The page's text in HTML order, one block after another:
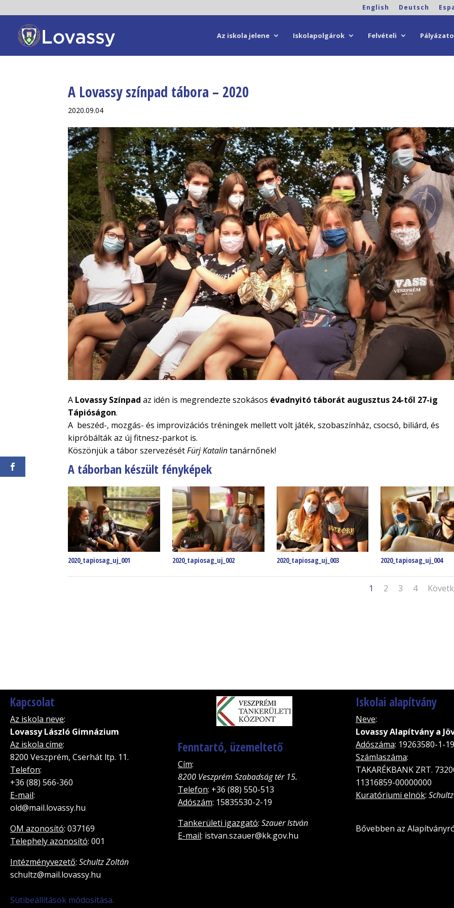
English Deutsch
Az iskola jelene Iskolapolgárok Felvételi
A Lovassy színpad tábora – 2020
2020.09.04
A Lovassy Színpadaz idén is megrendezte szokásos évadnyitó táborát augusztus 24-től 27-ig
Tápióságon.
A beszéd-, mozgás- és improvizációs tréningek mellett volt játék, szobaszínház, csocsó, biliárd, és
kipróbálták az új fitnesz-parkot is.
Köszönjük a tábor szervezésétFürj Katalintanárnőnek!
A táborban készült fényképek
2020_tapiosag_uj_001 2020_tapiosag_uj_002 2020_tapiosag_uj_003 2020_tapiosag_uj_004
1 2 3 4
Kapcsolat
Az iskola neve:
Lovassy László Gimnázium
Az iskola címe:
8200 Veszprém, Cserhát ltp. 11.
Telefon:
+36 (88) 566-360
E-mail:
old@mail.lovassy.hu
OM azonosító: 037169
Telephely azonosító: 001
Intézményvezető: Schultz Zoltán
schultz@mail.lovassy.hu
Sütibeállítások módosítása.
Fenntartó, üzemeltető
Cím:
8200 Veszprém Szabadság tér 15.
Telefon: +36 (88) 550-513
Adószám: 15835530-2-19
Tankerületi igazgató: Szauer István
E-mail: istvan.szauer@kk.gov.hu
Iskolai alapítvány
Neve:
Lovassy Alapítvány a
Adószáma: 19263580-1-19
Számlaszáma:
TAKARÉKBANK ZRT.
11316859-00000000
Kuratóriumi elnök:
Bővebben az